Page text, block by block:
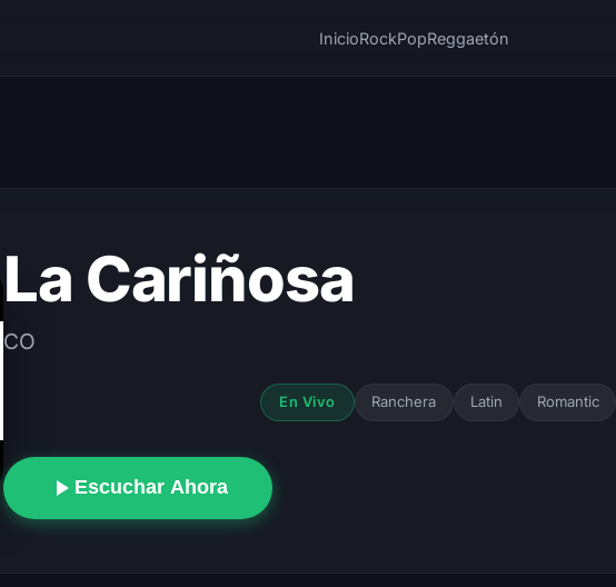
InicioRockPopReggaetón
La Cariñosa
CO
En Vivo Ranchera Latin Romantic
Escuchar Ahora